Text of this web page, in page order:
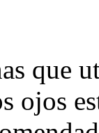
que
ojos